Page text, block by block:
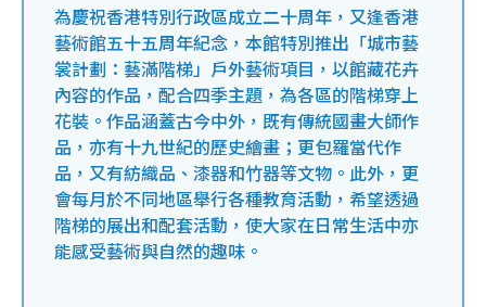
為慶祝香港特別行政區成立二十周年，又逢香港
藝術館五十五周年紀念，本館特別推出「城市藝
裳計劃：藝滿階梯」戶外藝術項目，以館藏花卉
內容的作品，配合四季主題，為各區的階梯穿上
花裝。作品涵蓋古今中外，既有傳統國畫大師作
品，亦有十九世紀的歷史繪畫；更包羅當代作
品，又有紡織品、漆器和竹器等文物。此外，更
會每月於不同地區舉行各種教育活動，希望透過
階梯的展出和配套活動，使大家在日常生活中亦
能感受藝術與自然的趣味。